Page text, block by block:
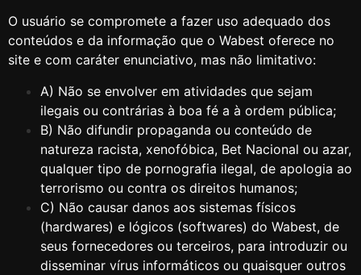
O usuário se compromete a fazer uso adequado dos
conteúdos e da informação que o Wabest oferece no
site e com caráter enunciativo, mas não limitativo:
A) Não se envolver em atividades que sejam
ilegais ou contrárias à boa fé a à ordem pública;
B) Não difundir propaganda ou conteúdo de
natureza racista, xenofóbica, Bet Nacional ou azar,
qualquer tipo de pornografia ilegal, de apologia ao
terrorismo ou contra os direitos humanos;
C) Não causar danos aos sistemas físicos
(hardwares) e lógicos (softwares) do Wabest, de
seus fornecedores ou terceiros, para introduzir ou
disseminar vírus informáticos ou quaisquer outros